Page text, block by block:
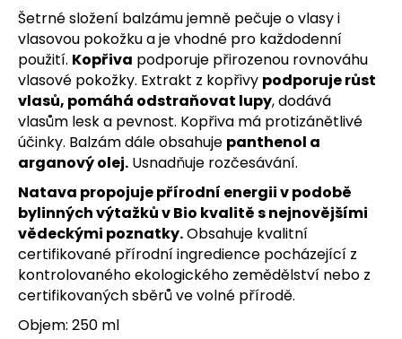
hvězdiček.
Šetrné složení balzámu jemně pečuje o vlasy i
vlasovou pokožku a je vhodné pro každodenní
použití. Kopřiva podporuje přirozenou rovnováhu
vlasové pokožky. Extrakt z kopřivy podporuje růst
vlasů, pomáhá odstraňovat lupy, dodává
vlasům lesk a pevnost. Kopřiva má protizánětlivé
účinky. Balzám dále obsahuje panthenol a
arganový olej. Usnadňuje rozčesávání.
Natava propojuje přírodní energii v podobě
bylinných výtažků v Bio kvalitě s nejnovějšími
vědeckými poznatky.Obsahuje kvalitní
certifikované přírodní ingredience pocházející z
kontrolovaného ekologického zemědělství nebo z
certifikovaných sběrů ve volné přírodě.
Objem: 250 ml
HLEDAT
D
o
p
o
r
u
č
u
j
e
m